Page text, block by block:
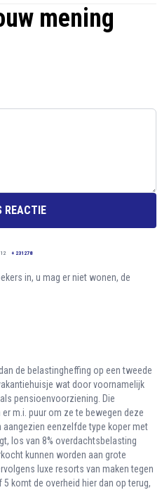
mening
REACTIE
+ 231278
in, u mag er niet wonen, de
de belastingheffing op een tweede
wat door voornamelijk
pensioenvoorziening. Die
m.i. puur om ze te bewegen deze
aangezien eenzelfde type koper met
los van 8% overdachtsbelasting
kunnen worden aan grote
luxe resorts van maken tegen
komt de overheid hier dan op terug,